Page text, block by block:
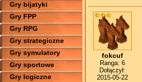
Gry bijatyki
Gry FPP
Gry RPG
Gry strategiczne
Gry symulatory
Gry sportowe
Gry logiczne
fokcuf
Ranga: 6
Dołączył:
2015-05-22